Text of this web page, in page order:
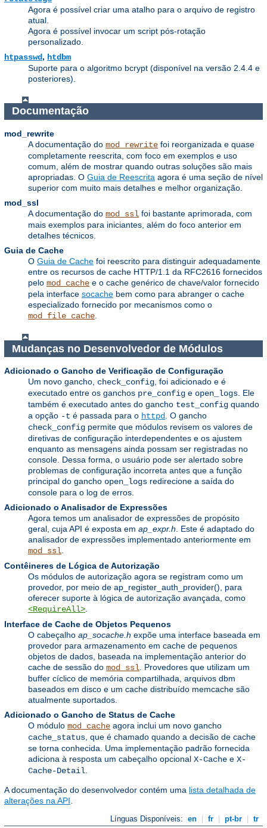
Agora é possível criar uma atalho para o arquivo de registro
atual.
Agora é possível invocar um script pós-rotação
personalizado.
htpasswd, htdbm
Suporte para o algoritmo bcrypt (disponível na versão 2.4.4 e
posteriores).
Documentação
mod_rewrite
A documentação do mod_rewrite foi reorganizada e quase
completamente reescrita, com foco em exemplos e uso
comum, além de mostrar quando outras soluções são mais
apropriadas. O Guia de Reescrita agora é uma seção de nível
superior com muito mais detalhes e melhor organização.
mod_ssl
A documentação do mod_ssl foi bastante aprimorada, com
mais exemplos para iniciantes, além do foco anterior em
detalhes técnicos.
Guia de Cache
O Guia de Cache foi reescrito para distinguir adequadamente
entre os recursos de cache HTTP/1.1 da RFC2616 fornecidos
pelo mod_cache e o cache genérico de chave/valor fornecido
pela interface socache bem como para abranger o cache
especializado fornecido por mecanismos como o
mod_file_cache
Mudanças no Desenvolvedor de Módulos
Adicionado o Gancho de Verificação de Configuração
Um novo gancho, check_config , foi adicionado e é
executado entre os ganchos pre_config e open_logs . Ele
também é executado antes do gancho test_config quando
a opção -t é passada para o httpd
. O gancho
check_config permite que módulos revisem os valores de
diretivas de configuração interdependentes e os ajustem
enquanto as mensagens ainda possam ser registradas no
console. Dessa forma, o usuário pode ser alertado sobre
problemas de configuração incorreta antes que a função
principal do gancho open_logs redirecione a saída do
console para o log de erros.
Adicionado o Analisador de Expressões
Agora temos um analisador de expressões de propósito
geral, cuja API é exposta em ap_expr.h . Este é adaptado do
analisador de expressões implementado anteriormente em
mod_ssl
Contêineres de Lógica de Autorização
Os módulos de autorização agora se registram como um
provedor, por meio de ap_register_auth_provider(), para
oferecer suporte à lógica de autorização avançada, como
<RequireAll>
Interface de Cache de Objetos Pequenos
O cabeçalho ap_socache.h expõe uma interface baseada em
provedor para armazenamento em cache de pequenos
objetos de dados, baseada na implementação anterior do
cache de sessão do mod_ssl . Provedores que utilizam um
buffer cíclico de memória compartilhada, arquivos dbm
baseados em disco e um cache distribuído memcache são
atualmente suportados.
Adicionado o Gancho de Status de Cache
O módulo mod_cache agora inclui um novo gancho
cache_status , que é chamado quando a decisão de cache
se torna conhecida. Uma implementação padrão fornecida
adiciona à resposta um cabeçalho opcional X-Cache e X-
Cache-Detail
A documentação do desenvolvedor contém uma lista detalhada de
alterações na API
Línguas Disponíveis: en fr pt-br
tr